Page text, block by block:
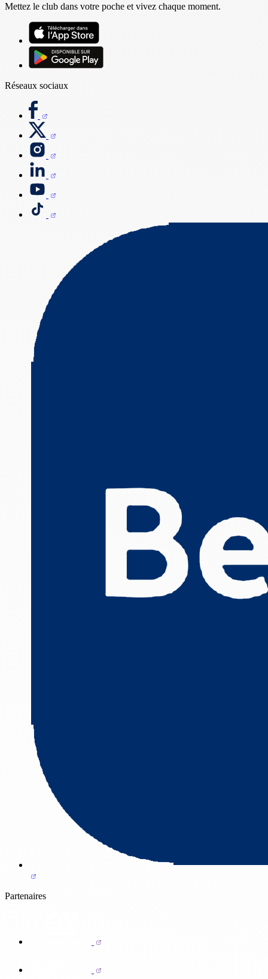
Mettez le club dans votre poche et vivez chaque moment.
Réseaux sociaux
Partenaires